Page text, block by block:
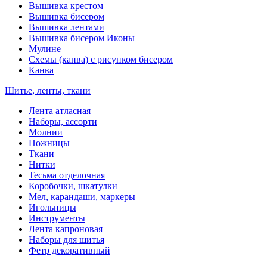
Вышивка крестом
Вышивка бисером
Вышивка лентами
Вышивка бисером Иконы
Мулине
Схемы (канва) с рисунком бисером
Канва
Шитье, ленты, ткани
Лента атласная
Наборы, ассорти
Молнии
Ножницы
Ткани
Нитки
Тесьма отделочная
Коробочки, шкатулки
Мел, карандаши, маркеры
Игольницы
Инструменты
Лента капроновая
Наборы для шитья
Фетр декоративный